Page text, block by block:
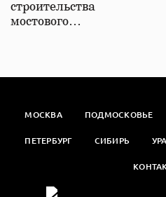
строительства
мостового…
МОСКВА ПОДМОСКОВЬЕ
ПЕТЕРБУРГ СИБИРЬ